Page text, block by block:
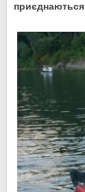
приєднаються